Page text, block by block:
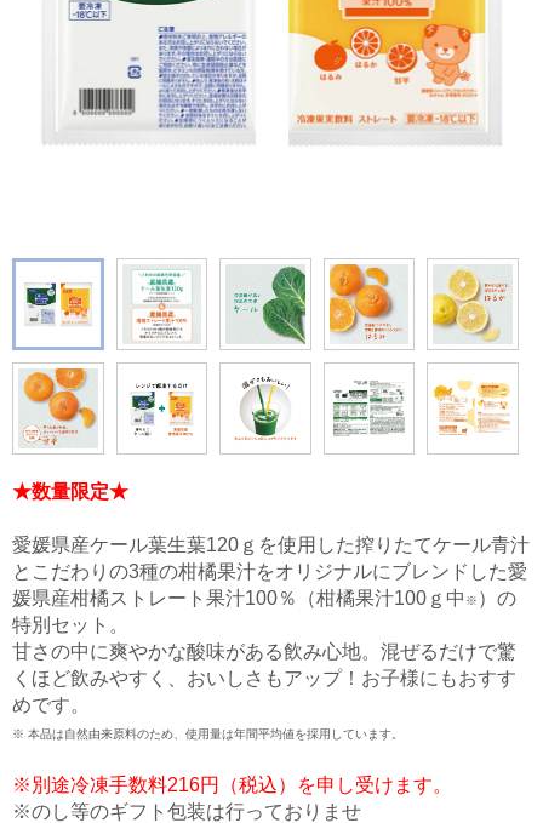
★数量限定★
愛媛県産ケール葉生葉120ｇを使用した搾りたてケール青汁
とこだわりの3種の柑橘果汁をオリジナルにブレンドした愛
媛県産柑橘ストレート果汁100％（柑橘果汁100ｇ中 ※ ​​）の
特別セット。
甘さの中に爽やかな酸味がある飲み心地。混ぜるだけで驚
くほど飲みやすく、おいしさもアップ！お子様にもおすす
めです。
※ 本品は自然由来原料のため、使用量は年間平均値を採用しています。​
※別途冷凍手数料216円（税込）を申し受けます。
※のし等のギフト包装は行っておりませ